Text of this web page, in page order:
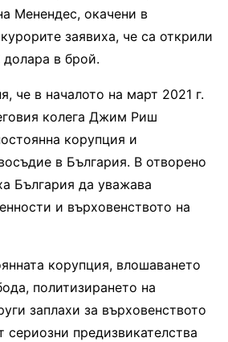
Менендес, окачени в
заявиха, че са открили
в брой.
че в началото на март 2021 г.
колега Джим Риш
корупция и
в България. В отворено
България да уважава
и върховенството на
корупция, влошаването
политизирането на
заплахи за върховенството
сериозни предизвикателства